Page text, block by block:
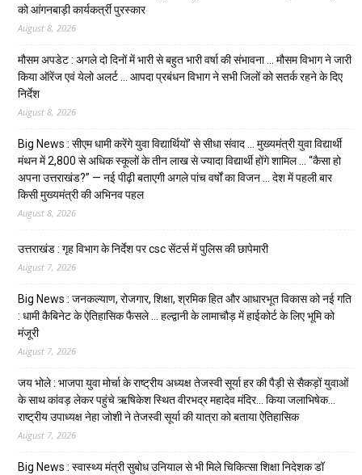
को आंगनबाड़ी कार्यकर्त्री पुरस्कार
August 8, 2026
मौसम अपडेट : अगले दो दिनों में भारी से बहुत भारी वर्षा की संभावना … मौसम विभाग ने जारी
किया ऑरेंज एवं येलो अलर्ट … आपदा प्रबंधन विभाग ने सभी जिलों को सतर्क रहने के दिए
निर्देश
August 8, 2026
Big News : सीएम धामी करेंगे युवा विद्यार्थियों’ से सीधा संवाद … मुख्यमंत्री युवा विद्यार्थी
मंथन में 2,800 से अधिक स्कूलों के तीन लाख से ज्यादा विद्यार्थी होंगे शामिल … “कैसा हो
अपना उत्तराखंड?” — नई पीढ़ी बताएगी अगले पांच वर्षों का विजन … देश में पहली बार
किसी मुख्यमंत्री की अभिनव पहल
August 8, 2026
उत्तराखंड : गृह विभाग के निर्देश पर csc सेंटर्स में पुलिस की छापेमारी
August 7, 2026
Big News : जनकल्याण, रोजगार, शिक्षा, श्रमिक हित और आधारभूत विकास को नई गति
: धामी कैबिनेट के ऐतिहासिक फैसले … हल्द्वानी के लामाचौड़ में हाईकोर्ट के लिए भूमि को
मंजूरी
August 7, 2026
जय भोले : भाजपा युवा मोर्चा के राष्ट्रीय अध्यक्ष तेजस्वी सूर्या हर की पैड़ी से सैकड़ों युवाओं
के साथ कांवड़ लेकर पहुंचे ऋषिकेश स्थित वीरभद्र महादेव मंदिर… किया जलाभिषेक…
राष्ट्रीय उपाध्यक्ष नेहा जोशी ने तेजस्वी सूर्या की यात्रा को बताया ऐतिहासिक
August 7, 2026
Big News : स्वास्थ्य मंत्री सुबोध उनियाल से भी मिले चिकित्सा शिक्षा निदेशक डॉ